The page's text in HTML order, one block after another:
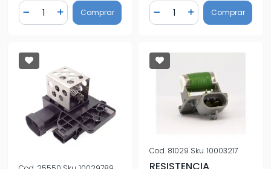
Diminuir Quantidade
Quantidade
Adicionar Quantidade
Comprar Diminuir Quantidade
Quantidade
AdicionarComprar
Cod. 81029 Sku.10003217